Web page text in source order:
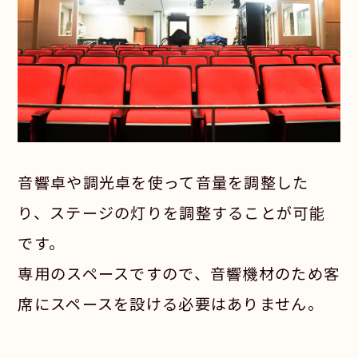
音響卓や調光卓を使って音量を調整した
り、ステージの灯りを調整することが可能
です。
専用のスペースですので、音響機材のため客
席にスペースを設ける必要はありません。